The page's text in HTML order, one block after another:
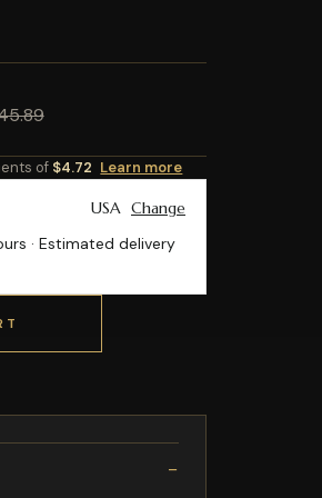
of $4.72 Learn more
USA Change
· Estimated delivery